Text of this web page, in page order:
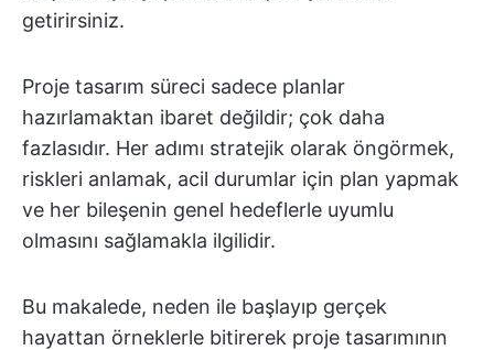
getirirsiniz.
Proje tasarım süreci sadece planlar
hazırlamaktan ibaret değildir; çok daha
fazlasıdır. Her adımı stratejik olarak öngörmek,
riskleri anlamak, acil durumlar için plan yapmak
ve her bileşenin genel hedeflerle uyumlu
olmasını sağlamakla ilgilidir.
Bu makalede, neden ile başlayıp gerçek
hayattan örneklerle bitirerek proje tasarımının